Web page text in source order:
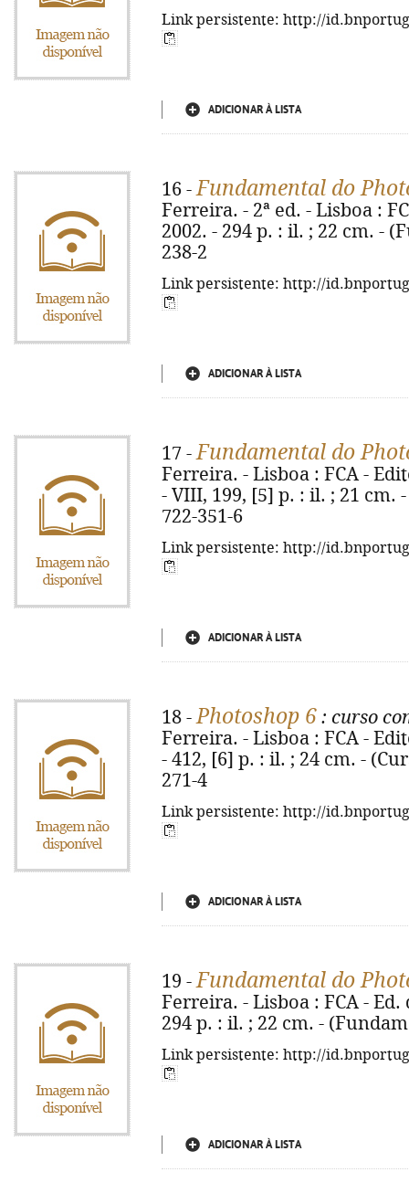
Link persistente: http://
ADICIONAR À LISTA
16 -Fundamental do
Ferreira. - 2ª ed. - Lisboa :
2002. - 294 p. : il. ; 22 cm. -
238-2
Link persistente: http://
ADICIONAR À LISTA
17 -Fundamental do
Ferreira. - Lisboa : FCA -
- VIII, 199, [5] p. : il. ; 21 cm.
722-351-6
Link persistente: http://
ADICIONAR À LISTA
18 -Photoshop 6 : curso
Ferreira. - Lisboa : FCA -
- 412, [6] p. : il. ; 24 cm. -
271-4
Link persistente: http://
ADICIONAR À LISTA
19 -Fundamental do
Ferreira. - Lisboa : FCA -
294 p. : il. ; 22 cm. -
Link persistente: http://
ADICIONAR À LISTA